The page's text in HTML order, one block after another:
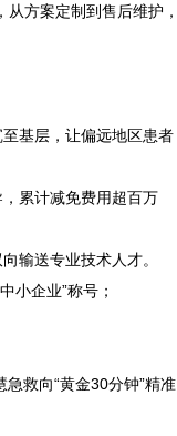
方案定制到售后维护，
基层，让偏远地区患者
累计减免费用超百万
输送专业技术人才。
小企业”称号；
救向“黄金30分钟”精准